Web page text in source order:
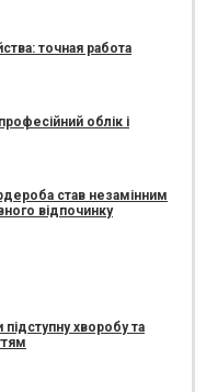
точная работа
облік і
став незамінним
відпочинку
хворобу та